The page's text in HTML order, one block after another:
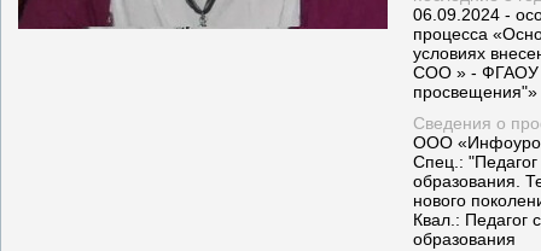
06.09.2024 -
процесса
условиях
СОО » - ФГАОУ
просвещения"»
Сведения о
ООО
Спец.:
образования.
нового
Квал.: Педагог
образования